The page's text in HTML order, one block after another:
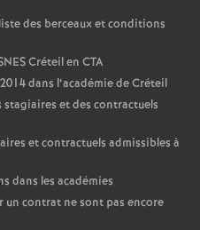
des berceaux et conditions
Créteil en CTA
dans l’académie de Créteil
et des contractuels
et contractuels admissibles à
dans les académies
un contrat ne sont pas encore